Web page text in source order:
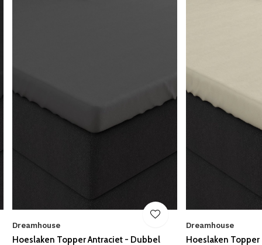
Dreamhouse
Hoeslaken Topper Antraciet - Dubbel
Dreamhouse
Hoeslaken